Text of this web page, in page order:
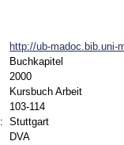
http://ub-madoc.bib.uni-
Buchkapitel
2000
Kursbuch Arbeit
103-114
: Stuttgart
DVA